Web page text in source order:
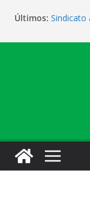
Últimos: Sindicato
Motorista